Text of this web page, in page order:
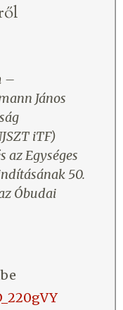
–
János
iTF)
az Egységes
50.
Óbudai